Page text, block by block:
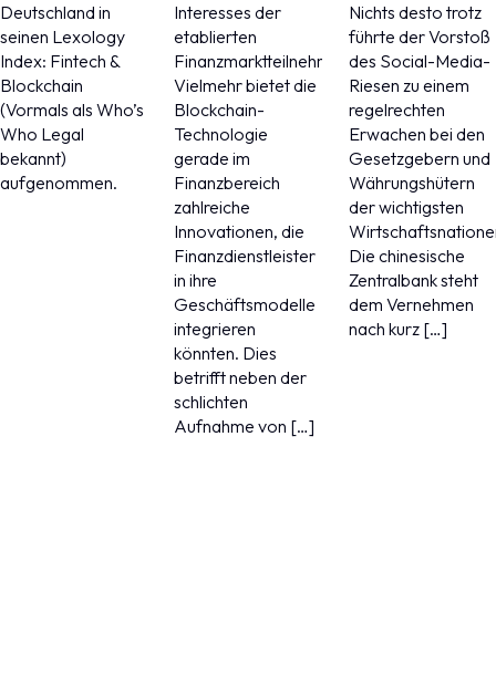
Deutschland in
seinen Lexology
Index: Fintech &
Blockchain
(Vormals als Who’s
Who Legal
bekannt)
aufgenommen.
Interesses der
etablierten
Finanzmarktteilnehmer.
Vielmehr bietet die
Blockchain-
Technologie
gerade im
Finanzbereich
zahlreiche
Innovationen, die
Finanzdienstleister
in ihre
Geschäftsmodelle
integrieren
könnten. Dies
betrifft neben der
schlichten
Aufnahme von […]
Nichts desto trotz
führte der Vorstoß
des Social-Media-
Riesen zu einem
regelrechten
Erwachen bei den
Gesetzgebern und
Währungshütern
der wichtigsten
Die chinesische
Zentralbank steht
dem Vernehmen
nach kurz […]